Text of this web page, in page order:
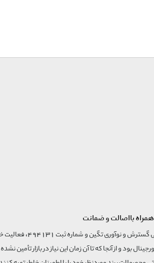
بااصالت و ضمانت
فروشگاه تگ موند از سال
بود و از آنجا که تا آن زمان این نیاز در بازار تأمین